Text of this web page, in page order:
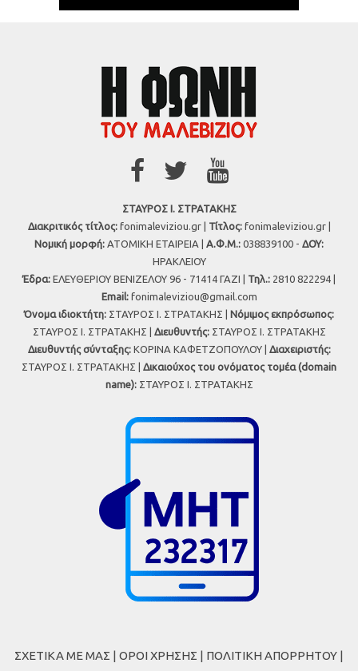
ΣΤΑΥΡΟΣ Ι. ΣΤΡΑΤΑΚΗΣ
Διακριτικός τίτλος:fonimaleviziou.gr | Τίτλος:fonimaleviziou.gr |
Νομική μορφή: ΑΤΟΜΙΚΗ ΕΤΑΙΡΕΙΑ | Α.Φ.Μ.: 038839100 - ΔΟΥ:
ΗΡΑΚΛΕΙΟΥ
Έδρα: ΕΛΕΥΘΕΡΙΟΥ ΒΕΝΙΖΕΛΟΥ 96 - 71414 ΓΑΖΙ | Τηλ.: 2810 822294 |
Εmail: fonimaleviziou@gmail.com
Όνομα ιδιοκτήτη: ΣΤΑΥΡΟΣ Ι. ΣΤΡΑΤΑΚΗΣ | Νόμιμος εκπρόσωπος:
ΣΤΑΥΡΟΣ Ι. ΣΤΡΑΤΑΚΗΣ | Διευθυντής:ΣΤΑΥΡΟΣ Ι. ΣΤΡΑΤΑΚΗΣ
Διευθυντής σύνταξης:ΚΟΡΙΝΑ ΚΑΦΕΤΖΟΠΟΥΛΟΥ | Διαχειριστής:
ΣΤΑΥΡΟΣ Ι. ΣΤΡΑΤΑΚΗΣ | Δικαιούχος του ονόματος τομέα (domain
name):ΣΤΑΥΡΟΣ Ι. ΣΤΡΑΤΑΚΗΣ
ΣΧΕΤΙΚΑ ΜΕ ΜΑΣ | ΟΡΟΙ ΧΡΗΣΗΣ | ΠΟΛΙΤΙΚΗ ΑΠΟΡΡΗΤΟΥ |